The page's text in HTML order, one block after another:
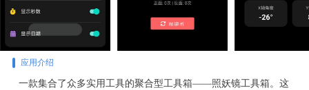
应用介绍
一款集合了众多实用工具的聚合型工具箱——照妖镜工具箱。这